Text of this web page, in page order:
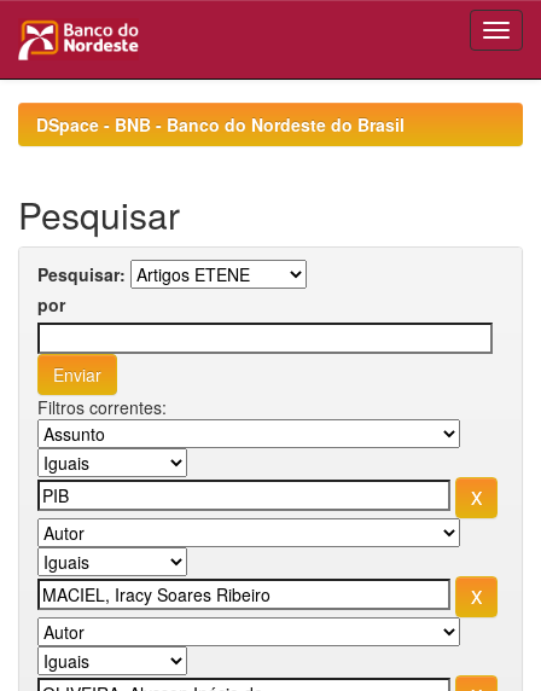
navigationDSpace - BNB - Banco do Nordeste do Brasil
Pesquisar
Pesquisar:
por
Filtros correntes: